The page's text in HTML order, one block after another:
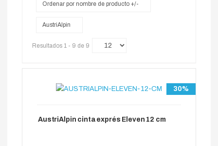
Ordenar por nombre de producto +/-
AustriAlpin
Resultados 1 - 9 de 9
30%
AustriAlpin cinta exprés Eleven 12 cm